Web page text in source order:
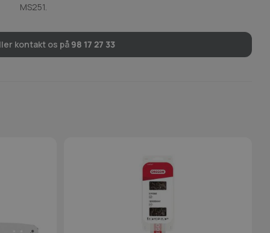
MS251.
kontakt os på 98 17 27 33